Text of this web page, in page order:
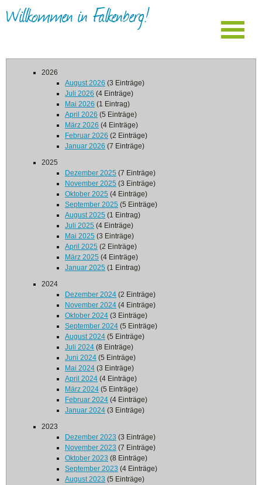
Willkommen in Falkenberg!
2026
August 2026 (3 Einträge)
Juli 2026 (4 Einträge)
Mai 2026 (1 Eintrag)
April 2026 (5 Einträge)
März 2026 (4 Einträge)
Februar 2026 (2 Einträge)
Januar 2026 (7 Einträge)
2025
Dezember 2025 (7 Einträge)
November 2025 (3 Einträge)
Oktober 2025 (4 Einträge)
September 2025 (5 Einträge)
August 2025 (1 Eintrag)
Juli 2025 (4 Einträge)
Mai 2025 (3 Einträge)
April 2025 (2 Einträge)
März 2025 (4 Einträge)
Januar 2025 (1 Eintrag)
2024
Dezember 2024 (2 Einträge)
November 2024 (4 Einträge)
Oktober 2024 (3 Einträge)
September 2024 (5 Einträge)
August 2024 (5 Einträge)
Juli 2024 (8 Einträge)
Juni 2024 (5 Einträge)
Mai 2024 (3 Einträge)
April 2024 (4 Einträge)
März 2024 (5 Einträge)
Februar 2024 (4 Einträge)
Januar 2024 (3 Einträge)
2023
Dezember 2023 (3 Einträge)
November 2023 (7 Einträge)
Oktober 2023 (8 Einträge)
September 2023 (4 Einträge)
August 2023 (5 Einträge)